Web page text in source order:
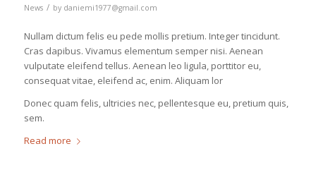
News / by daniemi1977@gmail.com
Nullam dictum felis eu pede mollis pretium. Integer tincidunt.
Cras dapibus. Vivamus elementum semper nisi. Aenean
vulputate eleifend tellus. Aenean leo ligula, porttitor eu,
consequat vitae, eleifend ac, enim. Aliquam lor
Donec quam felis, ultricies nec, pellentesque eu, pretium quis,
sem.
Read more